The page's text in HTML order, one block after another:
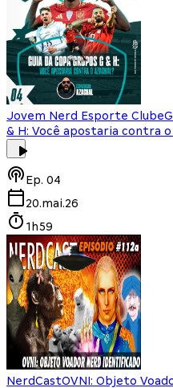
Jovem Nerd Esporte Clube
& H: Você apostaria contra o
Ep. 04
20.mai.26
1h59
NerdCastOVNI: Objeto